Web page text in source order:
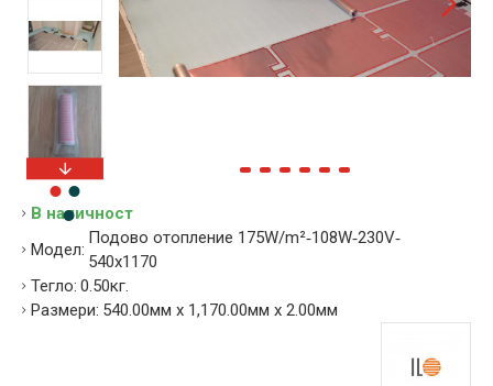
В наличност
Модел:
Подово отопление 175W/m²‐108W‐230V‐
540x1170
Тегло: 0.50кг.
Размери: 540.00мм x 1,170.00мм x 2.00мм